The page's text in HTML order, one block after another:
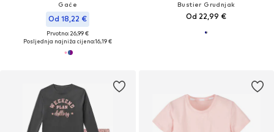
Gaće
Od 18,22 €
Prvotno: 26,99 €
Posljednja najniža cijena:16,19 €
Bustier Grudnjak
Od 22,99 €